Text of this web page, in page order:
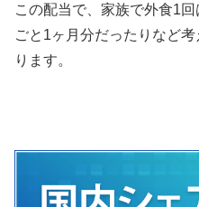
この配当で、家族で外食1
ごと1ヶ月分だったりなど
ります。